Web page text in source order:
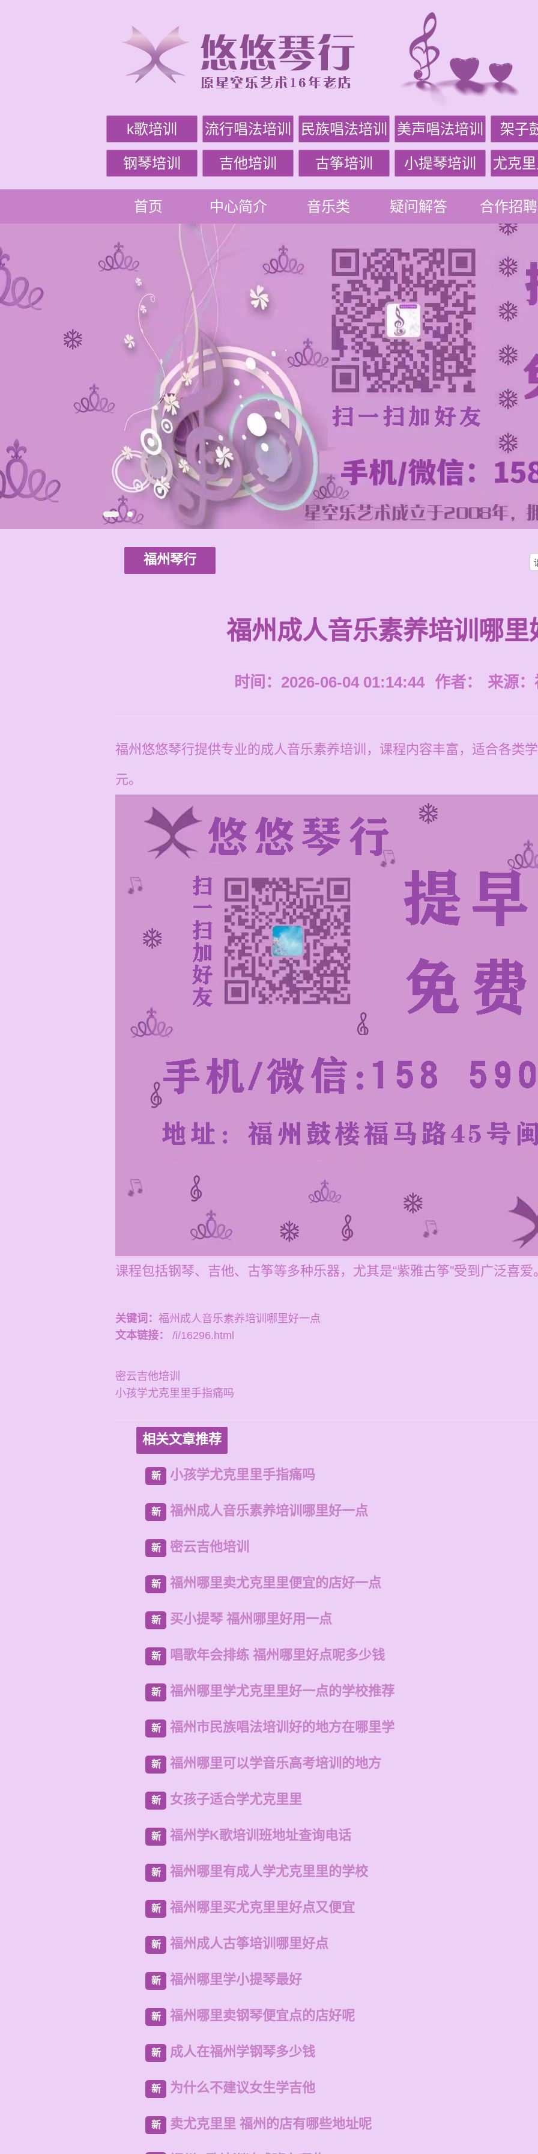
k歌培训 流行唱法培训 民族唱法培训 美声唱法培训 架子
钢琴培训 吉他培训 古筝培训 小提琴培训 尤克
首页 中心简介 音乐类 疑问解答 合作招聘
福州琴行
福州成人音乐素养培训哪里
时间：2026-06-04 01:14:44 作者： 来源：
福州悠悠琴行提供专业的成人音乐素养培训，课程内容丰富，适合各类
元。
课程包括钢琴、吉他、古筝等多种乐器，尤其是“紫雅古筝”受到广泛喜爱
关键词： 福州成人音乐素养培训哪里好一点
文本链接：
/i/16296.html
密云吉他培训
小孩学尤克里里手指痛吗
相关文章推荐
新 小孩学尤克里里手指痛吗
新 福州成人音乐素养培训哪里好一点
新 密云吉他培训
新 福州哪里卖尤克里里便宜的店好一点
新 买小提琴 福州哪里好用一点
新 唱歌年会排练 福州哪里好点呢多少钱
新 福州哪里学尤克里里好一点的学校推荐
新 福州市民族唱法培训好的地方在哪里学
新 福州哪里可以学音乐高考培训的地方
新 女孩子适合学尤克里里
新 福州学K歌培训班地址查询电话
新 福州哪里有成人学尤克里里的学校
新 福州哪里买尤克里里好点又便宜
新 福州成人古筝培训哪里好点
新 福州哪里学小提琴最好
新 福州哪里卖钢琴便宜点的店好呢
新 成人在福州学钢琴多少钱
新 为什么不建议女生学吉他
新 卖尤克里里 福州的店有哪些地址呢